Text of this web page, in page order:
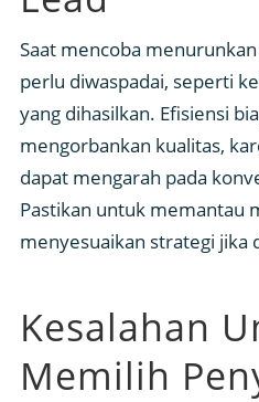
Saat mencoba
perlu diwaspadai, seperti
yang dihasilkan. Efisiensi
mengorbankan kualitas,
dapat mengarah pada
Pastikan untuk memantau
menyesuaikan strategi jika
Kesalahan
Memilih